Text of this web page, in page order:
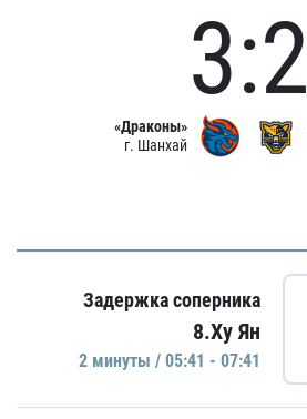
«Драконы»
г. Шанхай
3:2
Задержка соперника
8.Ху Ян
2 минуты / 05:41 - 07:41